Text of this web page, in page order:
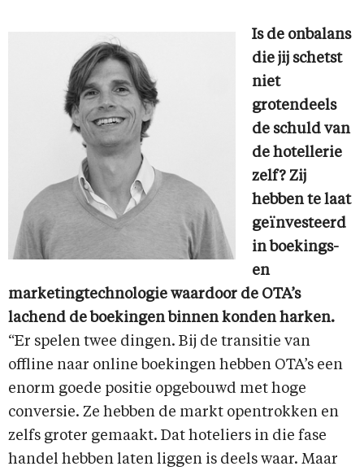
Is de onbalans
die jij schetst
niet
grotendeels
de schuld van
de hotellerie
zelf? Zij
hebben te laat
geïnvesteerd
in boekings-
en
marketingtechnologie waardoor de OTA’s
lachend de boekingen binnen konden harken.
“Er spelen twee dingen. Bij de transitie van
offline naar online boekingen hebben OTA’s een
enorm goede positie opgebouwd met hoge
conversie. Ze hebben de markt opentrokken en
zelfs groter gemaakt. Dat hoteliers in die fase
handel hebben laten liggen is deels waar. Maar